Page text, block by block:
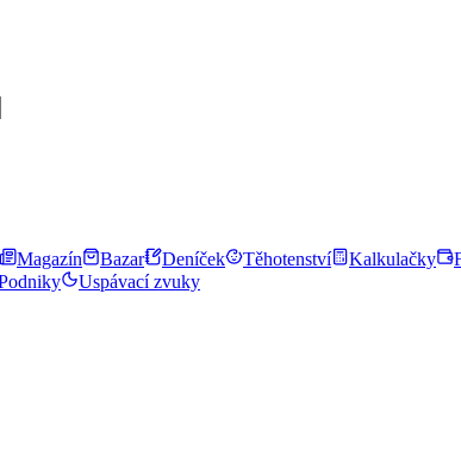
Magazín Bazar Deníček Těhotenství Kalkulačky
Uspávací zvuky